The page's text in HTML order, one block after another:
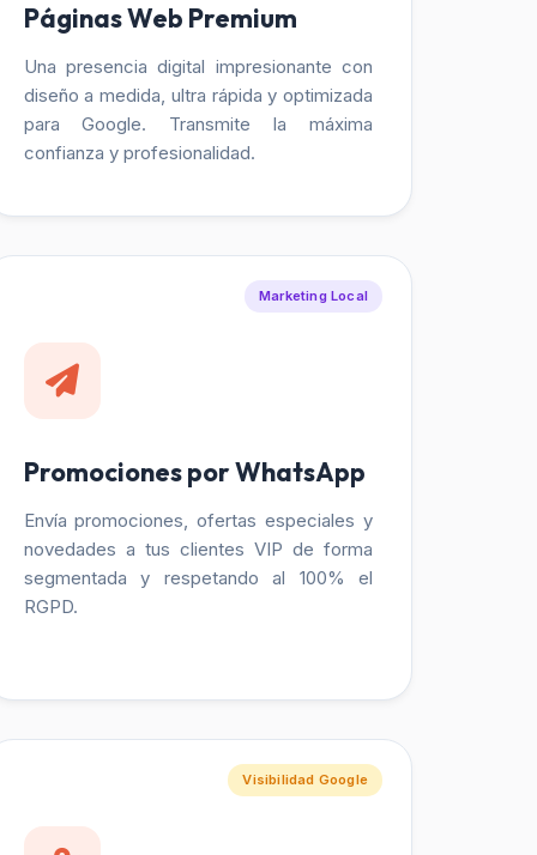
Páginas Web Premium
Una presencia digital impresionante con
diseño a medida, ultra rápida y optimizada
para Google. Transmite la máxima
confianza y profesionalidad.
Marketing Local
Promociones por WhatsApp
Envía promociones, ofertas especiales y
novedades a tus clientes VIP de forma
segmentada y respetando al 100% el
RGPD.
Visibilidad Google